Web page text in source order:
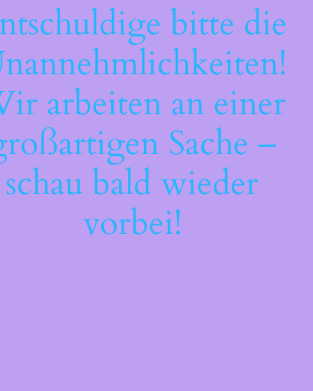
bitte die
arbeiten an einer
Sache –
schau bald wieder
vorbei!